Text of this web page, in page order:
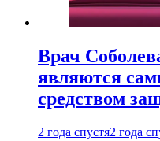
Врач
являются
средством
2 года спустя2 года